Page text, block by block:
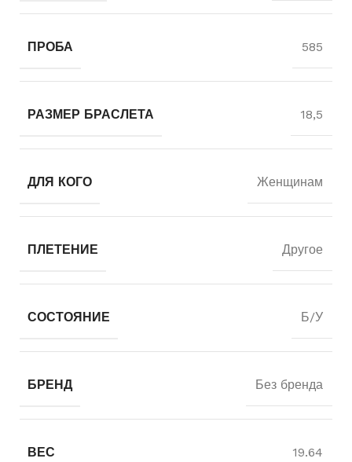
ПРОБА 585
РАЗМЕР БРАСЛЕТА 18,5
ДЛЯ КОГО Женщинам
ПЛЕТЕНИЕ Другое
СОСТОЯНИЕ Б/У
БРЕНД Без бренда
ВЕС 19.64